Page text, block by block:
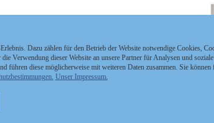
Dazu zählen für den Betrieb der Website notwendige Cookies,
Verwendung dieser Website an unsere Partner für Analysen und
führen diese möglicherweise mit weiteren Daten zusammen. Sie
Unser Impressum.